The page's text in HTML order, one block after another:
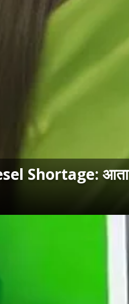
Shortage: आता